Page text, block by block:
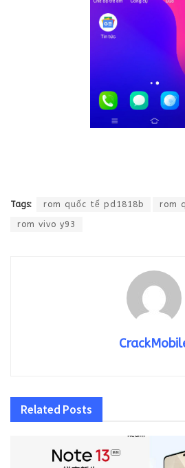
Tags: rom quốc tế pd1818b rom
rom vivo y93
Related Posts